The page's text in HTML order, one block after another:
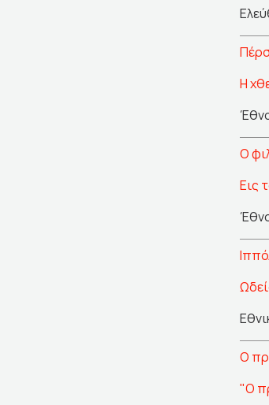
Η
Ο
Εις
Ο
"Ο